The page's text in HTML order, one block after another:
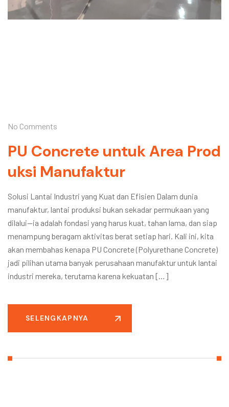
No Comments
PU Concrete untuk Area Prod
uksi Manufaktur
Solusi Lantai Industri yang Kuat dan Efisien Dalam dunia
manufaktur, lantai produksi bukan sekadar permukaan yang
dilalui—ia adalah fondasi yang harus kuat, tahan lama, dan siap
menampung beragam aktivitas berat setiap hari. Kali ini, kita
akan membahas kenapa PU Concrete (Polyurethane Concrete)
jadi pilihan utama banyak perusahaan manufaktur untuk lantai
industri mereka, terutama karena kekuatan […]
SELENGKAPNYA